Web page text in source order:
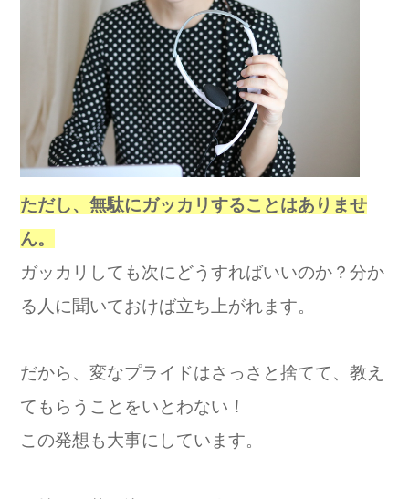
ただし、無駄にガッカリすることはありませ
ん。
ガッカリしても次にどうすればいいのか？分か
る人に聞いておけば立ち上がれます。
だから、変なプライドはさっさと捨てて、教え
てもらうことをいとわない！
この発想も大事にしています。